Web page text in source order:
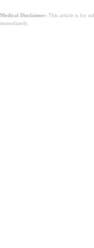
Medical Disclaimer: This article is for
immediately.